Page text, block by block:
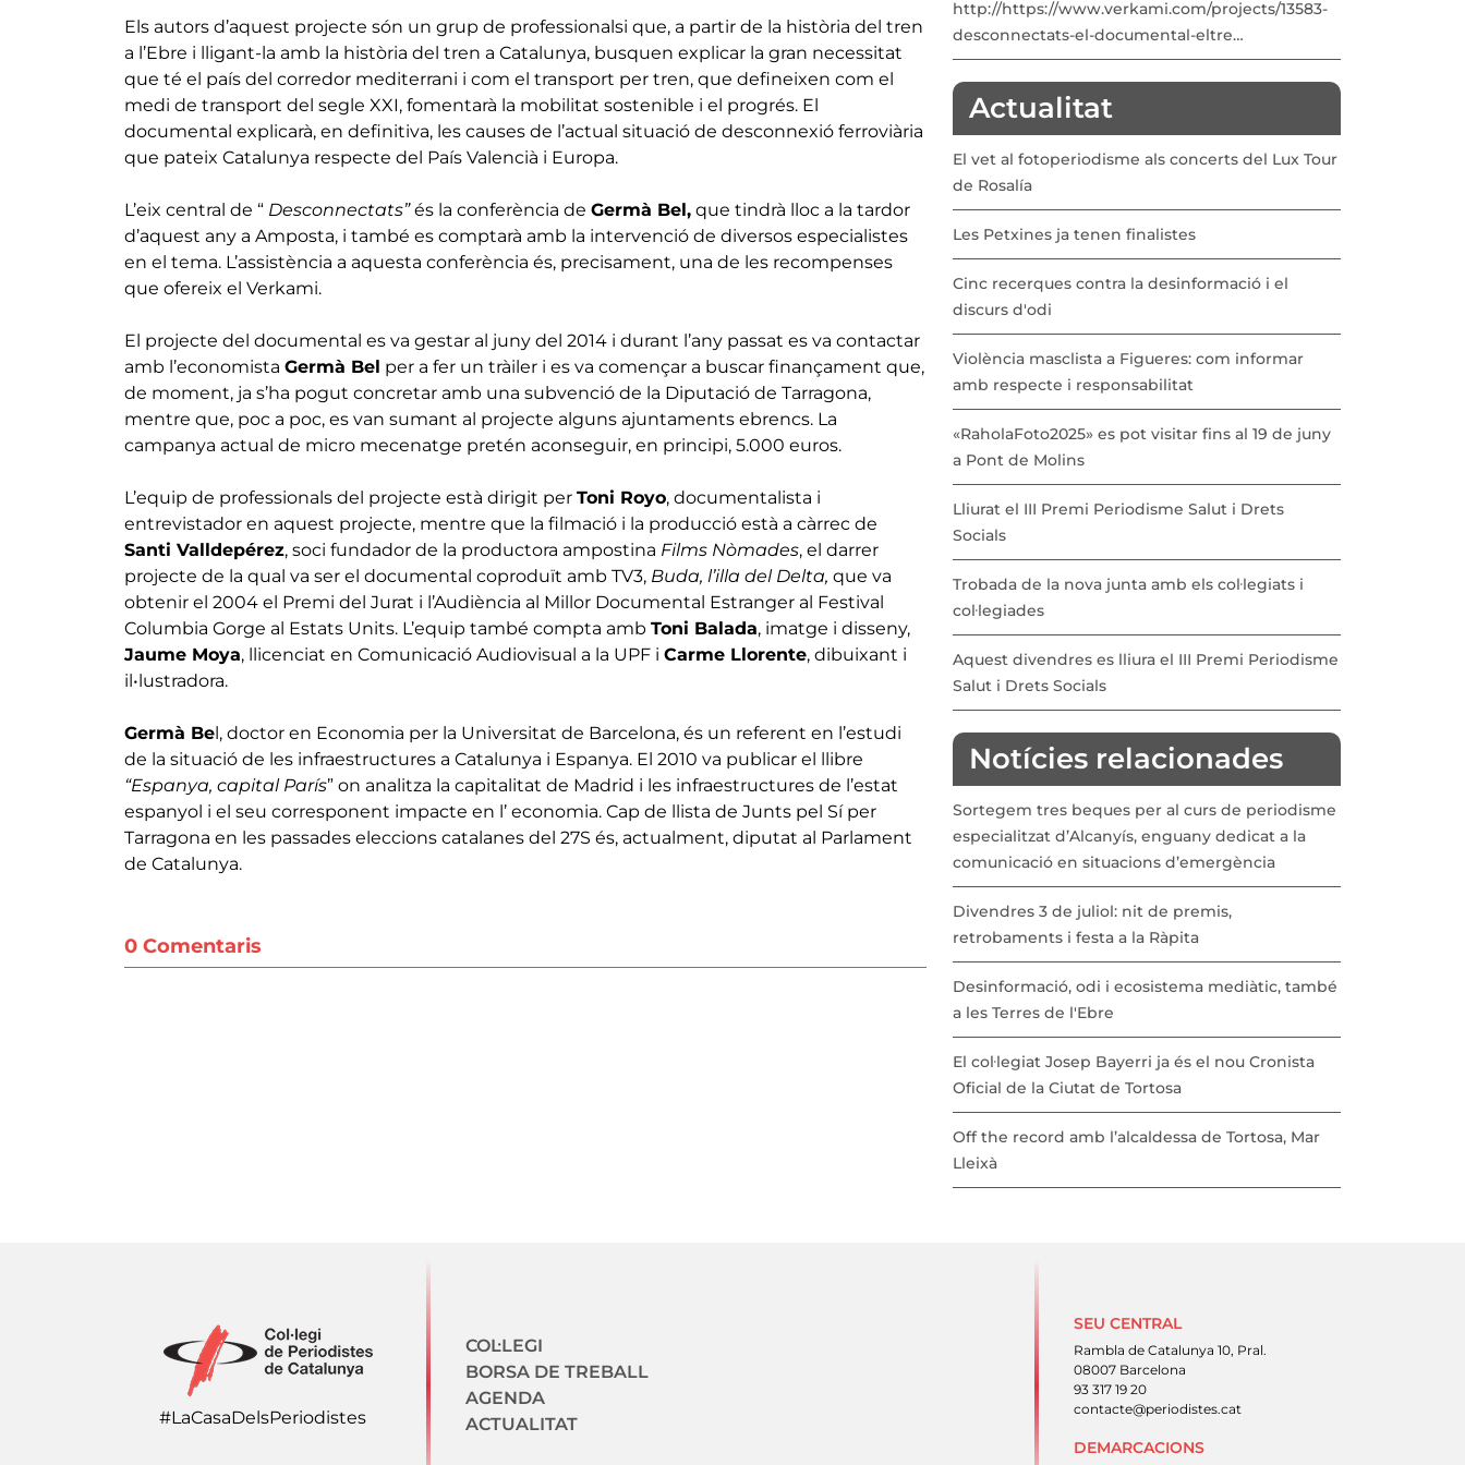
Els autors d’aquest projecte són un grup de professionalsi que, a partir de la història del tren
a l’Ebre i lligant-la amb la història del tren a Catalunya, busquen explicar la gran necessitat
que té el país del corredor mediterrani i com el transport per tren, que defineixen com el
medi de transport del segle XXI, fomentarà la mobilitat sostenible i el progrés. El
documental explicarà, en definitiva, les causes de l’actual situació de desconnexió ferroviària
que pateix Catalunya respecte del País Valencià i Europa.
L’eix central de “ Desconnectats”és la conferència de Germà Bel, que tindrà lloc a la tardor
d’aquest any a Amposta, i també es comptarà amb la intervenció de diversos especialistes
en el tema. L’assistència a aquesta conferència és, precisament, una de les recompenses
que ofereix el Verkami.
El projecte del documental es va gestar al juny del 2014 i durant l’any passat es va contactar
amb l’economista Germà Bel per a fer un tràiler i es va començar a buscar finançament que,
de moment, ja s’ha pogut concretar amb una subvenció de la Diputació de Tarragona,
mentre que, poc a poc, es van sumant al projecte alguns ajuntaments ebrencs. La
campanya actual de micro mecenatge pretén aconseguir, en principi, 5.000 euros.
L’equip de professionals del projecte està dirigit per Toni Royo, documentalista i
entrevistador en aquest projecte, mentre que la filmació i la producció està a càrrec de
Santi Valldepérez, soci fundador de la productora ampostina Films Nòmades, el darrer
projecte de la qual va ser el documental coproduït amb TV3, Buda, l’illa del Delta, que va
obtenir el 2004 el Premi del Jurat i l’Audiència al Millor Documental Estranger al Festival
Columbia Gorge al Estats Units. L’equip també compta amb Toni Balada, imatge i disseny,
Jaume Moya, llicenciat en Comunicació Audiovisual a la UPF i Carme Llorente, dibuixant i
il•lustradora.
Germà Bel, doctor en Economia per la Universitat de Barcelona, és un referent en l’estudi
de la situació de les infraestructures a Catalunya i Espanya. El 2010 va publicar el llibre
“Espanya, capital París” on analitza la capitalitat de Madrid i les infraestructures de l’estat
espanyol i el seu corresponent impacte en l’ economia. Cap de llista de Junts pel Sí per
Tarragona en les passades eleccions catalanes del 27S és, actualment, diputat al Parlament
de Catalunya.
0 Comentaris
http://https://www.verkami.com/projects/13583-
desconnectats-el-documental-eltre…
Actualitat
El vet al fotoperiodisme als concerts del Lux Tour
de Rosalía
Les Petxines ja tenen finalistes
Cinc recerques contra la desinformació i el
discurs d'odi
Violència masclista a Figueres: com informar
amb respecte i responsabilitat
«RaholaFoto2025» es pot visitar fins al 19 de juny
a Pont de Molins
Lliurat el III Premi Periodisme Salut i Drets
Socials
Trobada de la nova junta amb els col·legiats i
col·legiades
Aquest divendres es lliura el III Premi Periodisme
Salut i Drets Socials
Notícies relacionades
Sortegem tres beques per al curs de periodisme
especialitzat d’Alcanyís, enguany dedicat a la
comunicació en situacions d’emergència
Divendres 3 de juliol: nit de premis,
retrobaments i festa a la Ràpita
Desinformació, odi i ecosistema mediàtic, també
a les Terres de l'Ebre
El col·legiat Josep Bayerri ja és el nou Cronista
Oficial de la Ciutat de Tortosa
Off the record amb l’alcaldessa de Tortosa, Mar
Lleixà
#LaCasaDelsPeriodistes
Navegació secundaria
COL·LEGI
BORSA DE TREBALL
AGENDA
ACTUALITAT
SEU CENTRAL
Rambla de Catalunya 10, Pral.
08007 Barcelona
93 317 19 20
contacte@periodistes.cat
DEMARCACIONS